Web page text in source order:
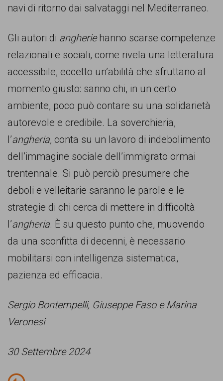
navi di ritorno dai salvataggi nel Mediterraneo.
Gli autori di angheriehanno scarse competenze
relazionali e sociali, come rivela una letteratura
accessibile, eccetto un’abilità che sfruttano al
momento giusto: sanno chi, in un certo
ambiente, poco può contare su una solidarietà
autorevole e credibile. La soverchieria,
l’angheria, conta su un lavoro di indebolimento
dell’immagine sociale dell’immigrato ormai
trentennale. Si può perciò presumere che
deboli e velleitarie saranno le parole e le
strategie di chi cerca di mettere in difficoltà
l’angheria. È su questo punto che, muovendo
da una sconfitta di decenni, è necessario
mobilitarsi con intelligenza sistematica,
pazienza ed efficacia.
Sergio Bontempelli, Giuseppe Faso e Marina
Veronesi
30 Settembre 2024